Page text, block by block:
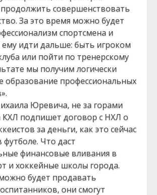
совершенствовать
За это время можно будет
спортсмена и
ему идти дальше: быть игроком
или пойти по тренерскому
мы получим логически
образование профессиональных
Юревича, не за горами
КХЛ подпишет договор с НХЛ о
за деньги, как это сейчас
футболе. Что даст
финансовые вливания в
и хоккейные школы города.
будет продавать
они смогут